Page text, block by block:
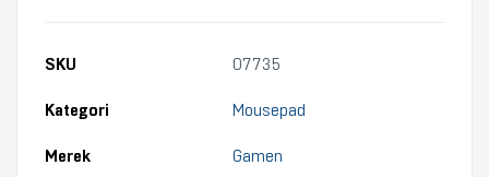
SKU 07735
Kategori Mousepad
Merek Gamen